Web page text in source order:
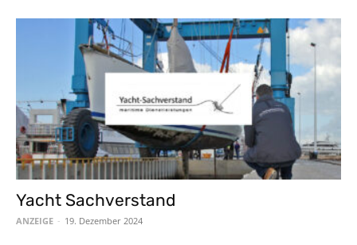
Yacht Sachverstand
ANZEIGE - 19. Dezember 2024